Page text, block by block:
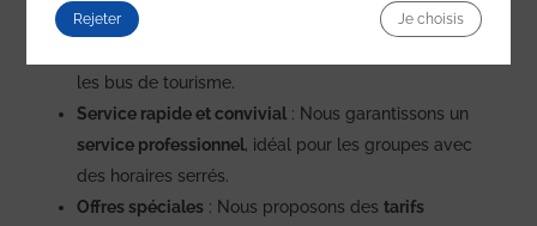
est situé à proximité des principaux sites
les bus de tourisme.
Service rapide et convivial : Nous garantissons un
service professionnel, idéal pour les groupes avec
des horaires serrés.
Offres spéciales : Nous proposons des tarifs
Rejeter Je choisis